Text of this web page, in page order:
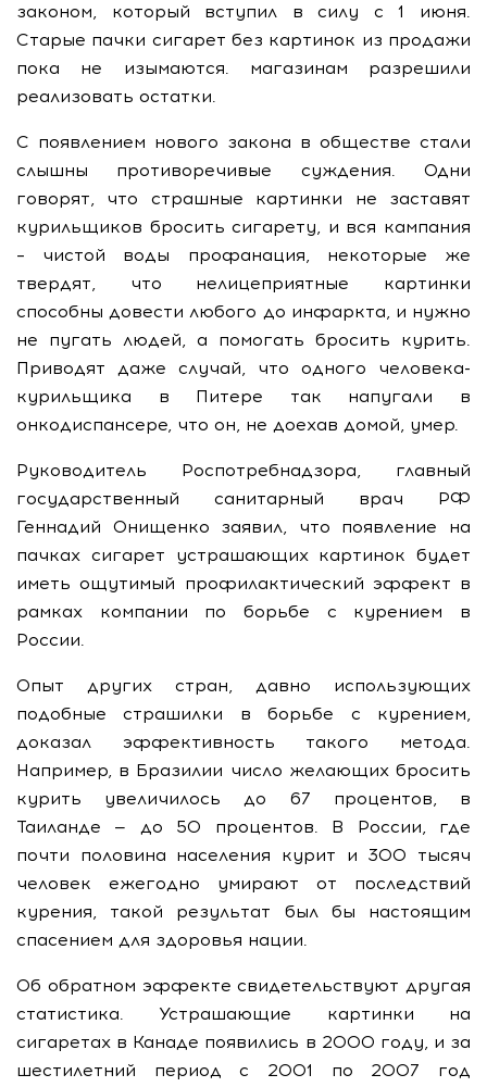
законом, который вступил в силу с 1 июня.
Старые пачки сигарет без картинок из продажи
пока не изымаются. магазинам разрешили
реализовать остатки.
С появлением нового закона в обществе стали
слышны противоречивые суждения. Одни
говорят, что страшные картинки не заставят
курильщиков бросить сигарету, и вся кампания
– чистой воды профанация, некоторые же
твердят, что нелицеприятные картинки
способны довести любого до инфаркта, и нужно
не пугать людей, а помогать бросить курить.
Приводят даже случай, что одного человека-
курильщика в Питере так напугали в
онкодиспансере, что он, не доехав домой, умер.
Руководитель Роспотребнадзора, главный
государственный санитарный врач РФ
Геннадий Онищенко заявил, что появление на
пачках сигарет устрашающих картинок будет
иметь ощутимый профилактический эффект в
рамках компании по борьбе с курением в
России.
Опыт других стран, давно использующих
подобные страшилки в борьбе с курением,
доказал эффективность такого метода.
Например, в Бразилии число желающих бросить
курить увеличилось до 67 процентов, в
Таиланде — до 50 процентов. В России, где
почти половина населения курит и 300 тысяч
человек ежегодно умирают от последствий
курения, такой результат был бы настоящим
спасением для здоровья нации.
Об обратном эффекте свидетельствуют другая
статистика. Устрашающие картинки на
сигаретах в Канаде появились в 2000 году, и за
шестилетний период с 2001 по 2007 год